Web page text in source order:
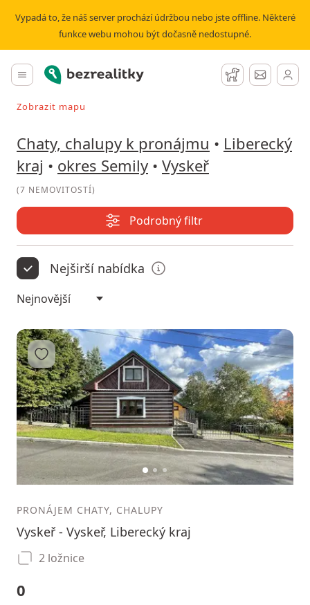
Vypadá to, že náš server prochází údržbou nebo jste offline. Některé
funkce webu mohou být dočasně nedostupné.
Hlavní menu
Bezrealitky Hlídací pes
Zprávy
Vyhledávat při pohybu v mapě
Zobrazit mapu
Chaty, chalupy k pronájmu • Liberecký
kraj • okres Semily • Vyskeř
(7 NEMOVITOSTÍ)
Podrobný filtr
Nejširší nabídka
12 3
Přidat do oblíbených
PRONÁJEM CHATY, CHALUPY
Vyskeř - Vyskeř, Liberecký kraj
2 ložnice
0